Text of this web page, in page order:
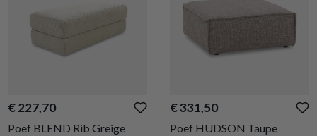
€ 227,70
Poef BLEND Rib Greige
€ 331,50
Poef HUDSON Taupe